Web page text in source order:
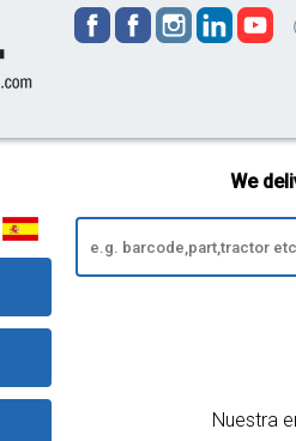
We deliver our
Nuestra